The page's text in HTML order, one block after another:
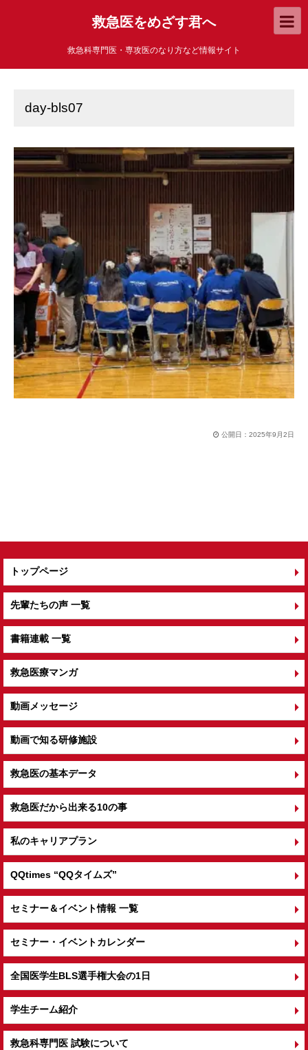
救急医をめざす君へ
救急科専門医・専攻医のなり方など情報サイト
day-bls07
公開日： 2025年9月2日
トップページ
先輩たちの声 一覧
書籍連載 一覧
救急医療マンガ
動画メッセージ
動画で知る研修施設
救急医の基本データ
救急医だから出来る10の事
私のキャリアプラン
QQtimes “QQタイムズ”
セミナー＆イベント情報 一覧
セミナー・イベントカレンダー
全国医学生BLS選手権大会の1日
学生チーム紹介
救急科専門医 試験について